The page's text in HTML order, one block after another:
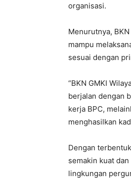
organisasi.
Menurutnya,
mampu
sesuai dengan
“BKN GMKI
berjalan dengan
kerja BPC,
menghasilkan
Dengan
semakin kuat
lingkungan